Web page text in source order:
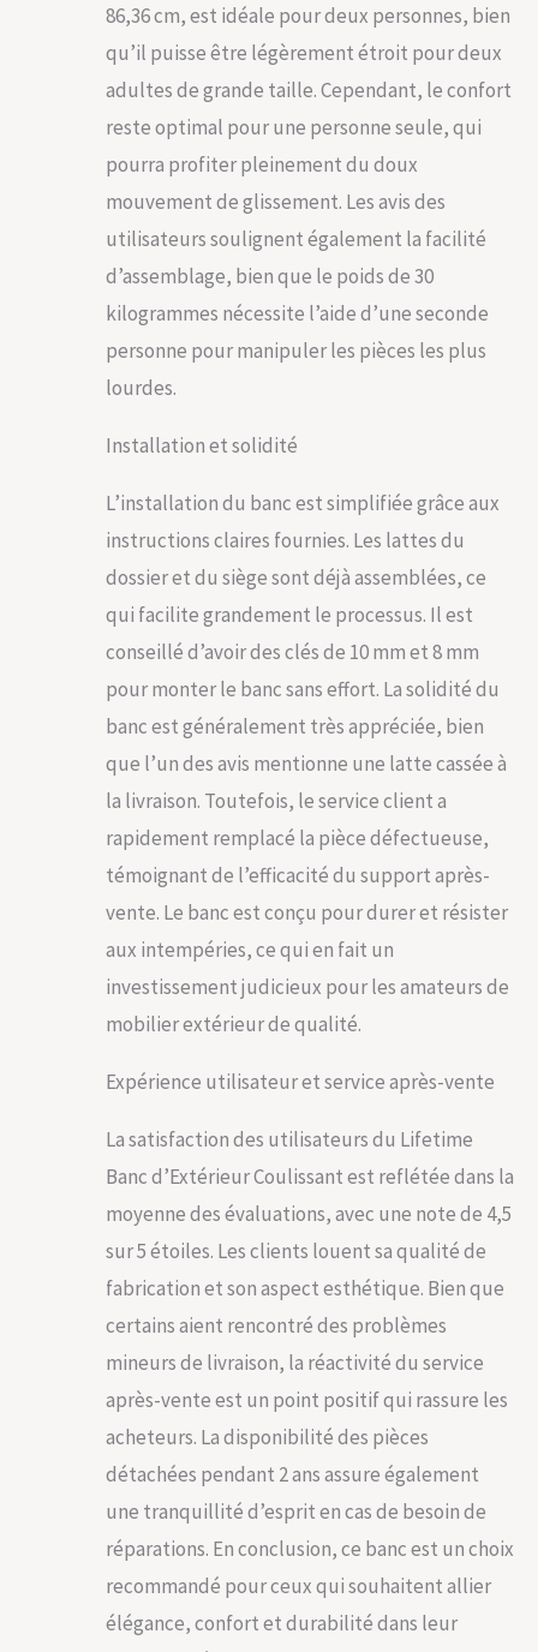
86,36 cm, est idéale pour deux personnes, bien
qu’il puisse être légèrement étroit pour deux
adultes de grande taille. Cependant, le confort
reste optimal pour une personne seule, qui
pourra profiter pleinement du doux
mouvement de glissement. Les avis des
utilisateurs soulignent également la facilité
d’assemblage, bien que le poids de 30
kilogrammes nécessite l’aide d’une seconde
personne pour manipuler les pièces les plus
lourdes.
Installation et solidité
L’installation du banc est simplifiée grâce aux
instructions claires fournies. Les lattes du
dossier et du siège sont déjà assemblées, ce
qui facilite grandement le processus. Il est
conseillé d’avoir des clés de 10 mm et 8 mm
pour monter le banc sans effort. La solidité du
banc est généralement très appréciée, bien
que l’un des avis mentionne une latte cassée à
la livraison. Toutefois, le service client a
rapidement remplacé la pièce défectueuse,
témoignant de l’efficacité du support après-
vente. Le banc est conçu pour durer et résister
aux intempéries, ce qui en fait un
investissement judicieux pour les amateurs de
mobilier extérieur de qualité.
Expérience utilisateur et service après-vente
La satisfaction des utilisateurs du Lifetime
Banc d’Extérieur Coulissant est reflétée dans la
moyenne des évaluations, avec une note de 4,5
sur 5 étoiles. Les clients louent sa qualité de
fabrication et son aspect esthétique. Bien que
certains aient rencontré des problèmes
mineurs de livraison, la réactivité du service
après-vente est un point positif qui rassure les
acheteurs. La disponibilité des pièces
détachées pendant 2 ans assure également
une tranquillité d’esprit en cas de besoin de
réparations. En conclusion, ce banc est un choix
recommandé pour ceux qui souhaitent allier
élégance, confort et durabilité dans leur